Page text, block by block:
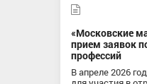
«Московские
прием заявок
профессий
В апреле 2026